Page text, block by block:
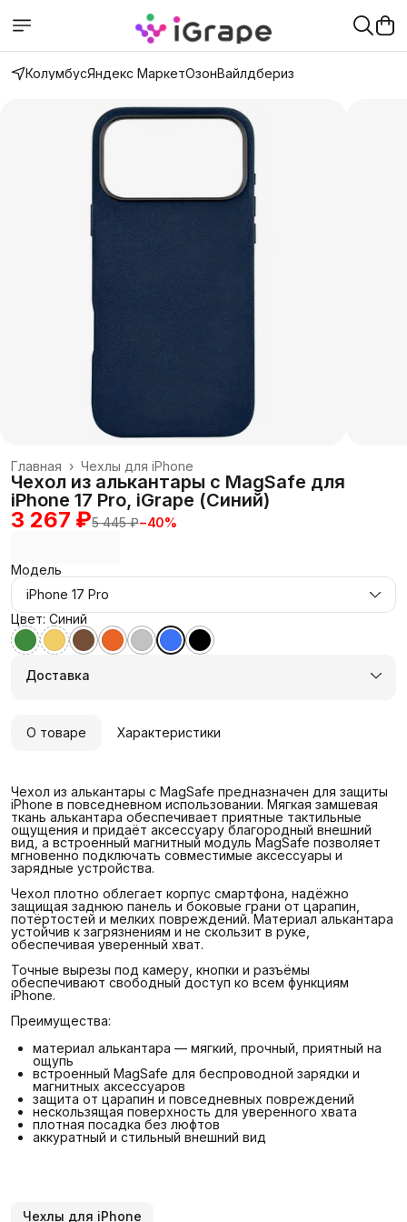
КолумбусЯндекс МаркетОзонВайлдбериз
Чехлы для iPhone
Главная ›
Чехол из алькантары с MagSafe для
iPhone 17 Pro, iGrape (Синий)
3 267 ₽5 445 ₽−40%
Модель
iPhone 17 Pro
Цвет: Синий
Доставка
О товаре Характеристики
Чехол из алькантары с MagSafe предназначен для защиты
iPhone в повседневном использовании. Мягкая замшевая
ткань алькантара обеспечивает приятные тактильные
ощущения и придаёт аксессуару благородный внешний
вид, а встроенный магнитный модуль MagSafe позволяет
мгновенно подключать совместимые аксессуары и
зарядные устройства.
Чехол плотно облегает корпус смартфона, надёжно
защищая заднюю панель и боковые грани от царапин,
потёртостей и мелких повреждений. Материал алькантара
устойчив к загрязнениям и не скользит в руке,
обеспечивая уверенный хват.
Точные вырезы под камеру, кнопки и разъёмы
обеспечивают свободный доступ ко всем функциям
iPhone.
Преимущества:
материал алькантара — мягкий, прочный, приятный на
ощупь
встроенный MagSafe для беспроводной зарядки и
магнитных аксессуаров
защита от царапин и повседневных повреждений
нескользящая поверхность для уверенного хвата
плотная посадка без люфтов
аккуратный и стильный внешний вид
Чехлы для iPhone